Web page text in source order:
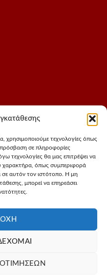
χρησιμοποιούμε τεχνολογίες όπως
σε πληροφορίες
τεχνολογίες θα μας επιτρέψει να
χαρακτήρα, όπως συμπεριφορά
σε αυτόν τον ιστότοπο. Η μη
μπορεί να επηρεάσει